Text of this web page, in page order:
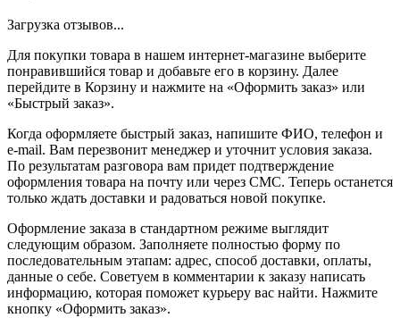
Загрузка отзывов...
Для покупки товара в нашем интернет-магазине выберите
понравившийся товар и добавьте его в корзину. Далее
перейдите в Корзину и нажмите на «Оформить заказ» или
«Быстрый заказ».
Когда оформляете быстрый заказ, напишите ФИО, телефон и
e-mail. Вам перезвонит менеджер и уточнит условия заказа.
По результатам разговора вам придет подтверждение
оформления товара на почту или через СМС. Теперь останется
только ждать доставки и радоваться новой покупке.
Оформление заказа в стандартном режиме выглядит
следующим образом. Заполняете полностью форму по
последовательным этапам: адрес, способ доставки, оплаты,
данные о себе. Советуем в комментарии к заказу написать
информацию, которая поможет курьеру вас найти. Нажмите
кнопку «Оформить заказ».